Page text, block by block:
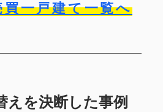
買一戸建て一覧へ
えを決断した事例